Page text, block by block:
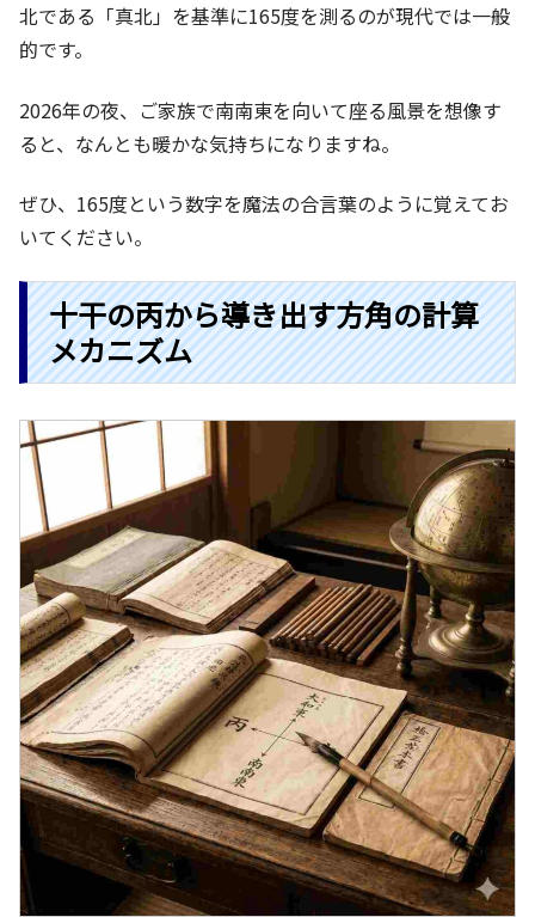
北である「真北」を基準に165度を測るのが現代では一般
的です。
2026年の夜、ご家族で南南東を向いて座る風景を想像す
ると、なんとも暖かな気持ちになりますね。
ぜひ、165度という数字を魔法の合言葉のように覚えてお
いてください。
十干の丙から導き出す方角の計算
メカニズム